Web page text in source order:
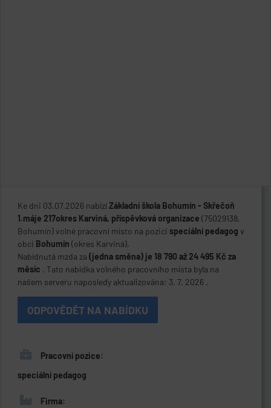
Ke dni 03.07.2026 nabízíZákladní škola Bohumín - Skřečoň
1.máje 217okres Karviná, příspěvková organizace (75029138,
Bohumín) volné pracovní místo na pozici speciální pedagog v
obci Bohumín (okres Karviná).
Nabídnutá mzda za (jedna směna) je 18 790 až 24 495 Kč za
měsíc . Tato nabídka volného pracovního místa byla na
našem serveru naposledy aktualizována: 3. 7. 2026 .
ODPOVĚDĚT NA NABÍDKU
Pracovní pozice:
speciální pedagog
Firma: